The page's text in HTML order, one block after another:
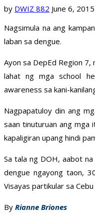
by DWIZ 882 June 6, 2015
Nagsimula na ang
laban sa dengue.
Ayon sa DepEd Region
lahat ng mga school
awareness sa kani-
Nagpapatuloy din ang
saan tinuturuan ang mga
kapaligiran upang hindi
Sa tala ng DOH, aabot
dengue ngayong taon,
Visayas partikular sa Cebu
By Rianne Briones